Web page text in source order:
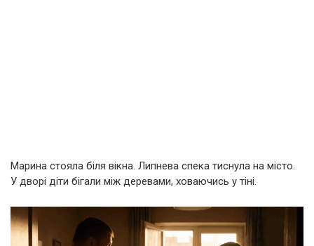
Марина стояла біля вікна. Липнева спека тиснула на місто.
У дворі діти бігали між деревами, ховаючись у тіні.